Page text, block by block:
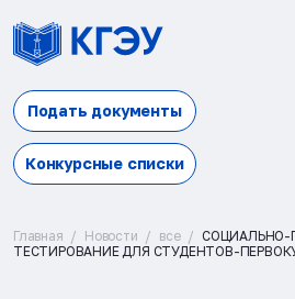
Подать документы
Конкурсные списки
Главная Новости все
СОЦИАЛЬНО-
ТЕСТИРОВАНИЕ ДЛЯ СТУДЕНТОВ-